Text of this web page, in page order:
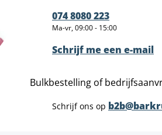
074 8080 223
Ma-vr, 09:00 - 15:00
Schrijf me een e-mail
Bulkbestelling of
Schrijf ons op